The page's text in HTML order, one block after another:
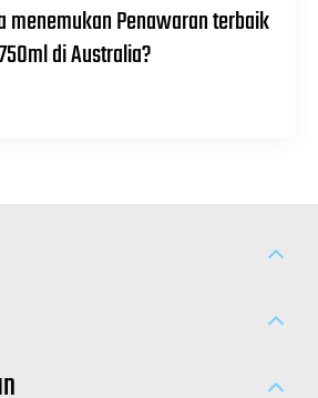
menemukan Penawaran terbaik
di Australia?